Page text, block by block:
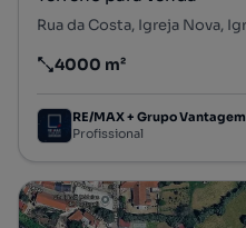
Preço por metro quadrado
4000 m²
RE/MAX + Grupo Vantagem
Profissional